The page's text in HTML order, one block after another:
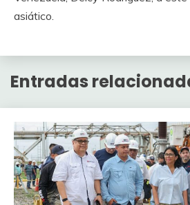
asiático.
Entradas